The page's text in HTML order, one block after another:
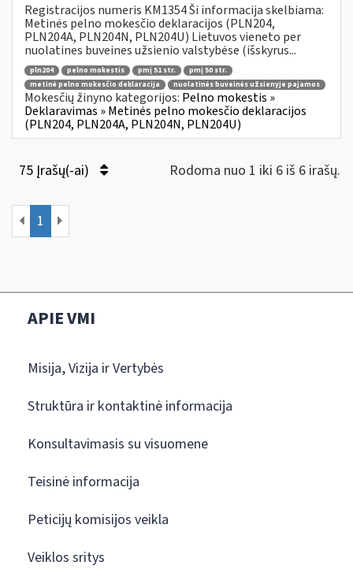
Registracijos numeris KM1354 Ši informacija skelbiama:
Metinės pelno mokesčio deklaracijos (PLN204,
PLN204A, PLN204N, PLN204U) Lietuvos vieneto per
nuolatines buveines užsienio valstybėse (išskyrus...
pln204 pelno mokestis pmį 51 str.
pmį 50 str.
metinė pelno mokesčio deklaracija
nuolatinės buveinės užsienyje pajamos
Mokesčių žinyno kategorijos: Pelno mokestis »
Deklaravimas » Metinės pelno mokesčio deklaracijos
(PLN204, PLN204A, PLN204N, PLN204U)
75 Įrašų(-ai) Rodoma nuo 1 iki 6 iš 6 irašų.
1
APIE VMI
Misija, Vizija ir Vertybės
Struktūra ir kontaktinė informacija
Konsultavimasis su visuomene
Teisinė informacija
Peticijų komisijos veikla
Veiklos sritys